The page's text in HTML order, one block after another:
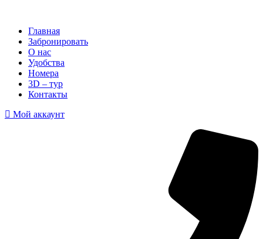
Главная
Забронировать
О нас
Удобства
Номера
3D – тур
Контакты
Мой аккаунт